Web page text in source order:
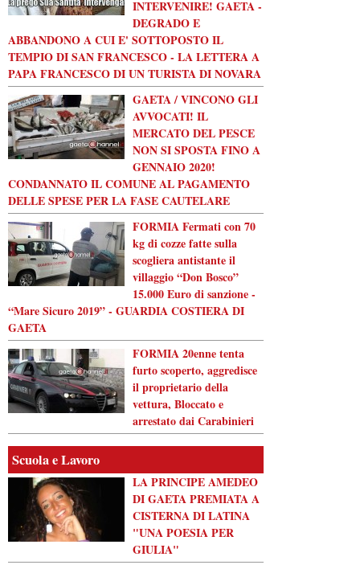
INTERVENIRE! GAETA -
DEGRADO E
ABBANDONO A CUI E' SOTTOPOSTO IL
TEMPIO DI SAN FRANCESCO - LA LETTERA A
PAPA FRANCESCO DI UN TURISTA DI NOVARA
GAETA / VINCONO GLI
AVVOCATI! IL
MERCATO DEL PESCE
NON SI SPOSTA FINO A
GENNAIO 2020!
CONDANNATO IL COMUNE AL PAGAMENTO
DELLE SPESE PER LA FASE CAUTELARE
FORMIA Fermati con 70
kg di cozze fatte sulla
scogliera antistante il
villaggio “Don Bosco”
15.000 Euro di sanzione -
“Mare Sicuro 2019” - GUARDIA COSTIERA DI
GAETA
FORMIA 20enne tenta
furto scoperto, aggredisce
il proprietario della
vettura, Bloccato e
arrestato dai Carabinieri
Scuola e Lavoro
LA PRINCIPE AMEDEO
DI GAETA PREMIATA A
CISTERNA DI LATINA
"UNA POESIA PER
GIULIA"